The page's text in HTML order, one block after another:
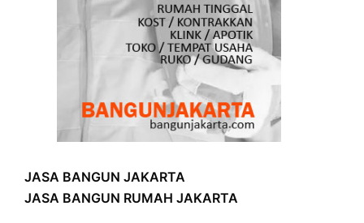
JASA BANGUN JAKARTA
JASA BANGUN RUMAH JAKARTA